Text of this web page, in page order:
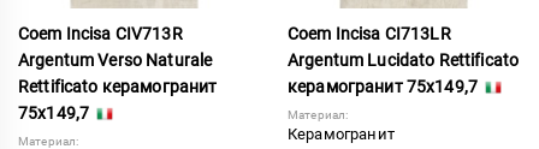
Coem Incisa CIV713R
Argentum Verso Naturale
Rettificato керамогранит
75x149,7
Материал:
Coem Incisa CI713LR
Argentum Lucidato Rettificato
керамогранит 75x149,7
Материал:
Керамогранит